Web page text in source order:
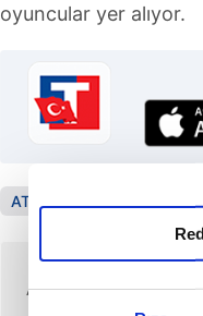
oyuncular yer alıyor.
ATV
Adını değiştirmeden önceki